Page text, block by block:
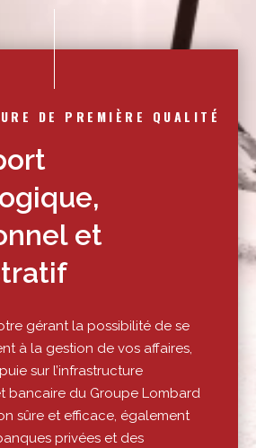
DE PREMIÈRE QUALITÉ
et
gérant la possibilité de se
à la gestion de vos affaires,
sur l’infrastructure
bancaire du Groupe Lombard
sûre et efficace, également
privées et des